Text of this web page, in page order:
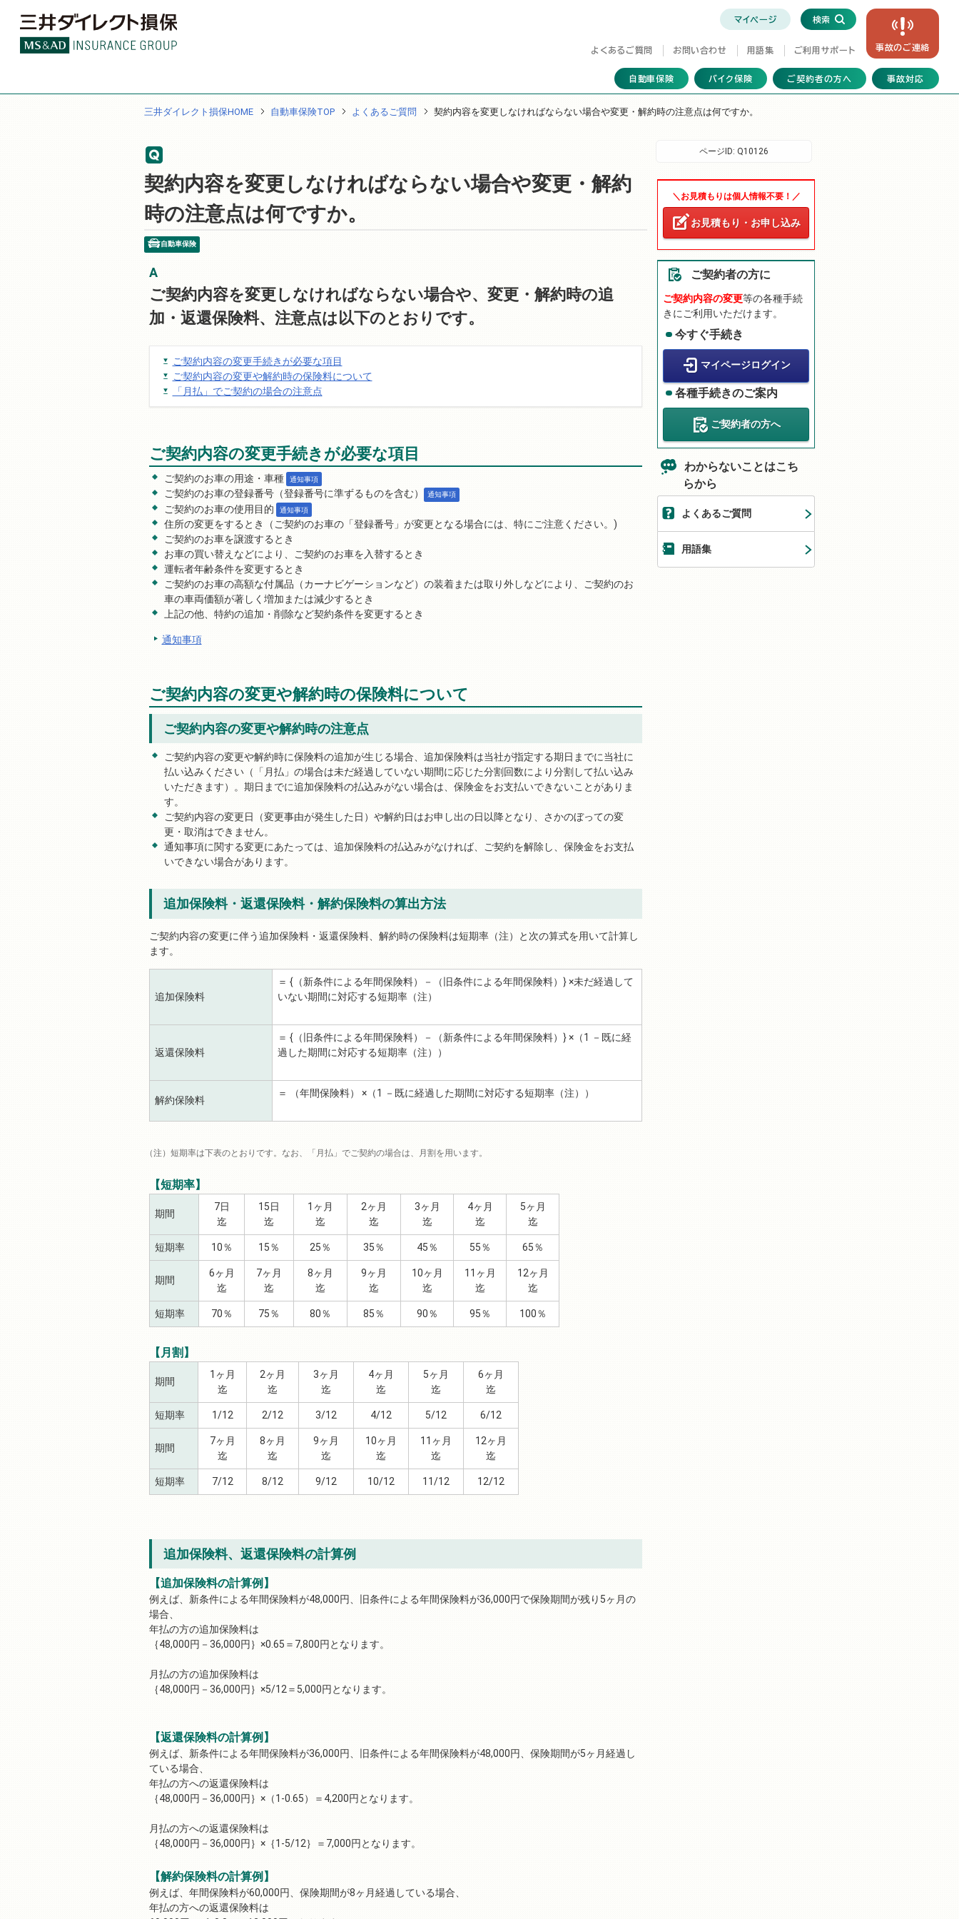
マイページ 検索
事故のご連絡
よくあるご質問 お問い合わせ 用語集 ご利用サポート
自動車保険 バイク保険 ご契約者の方へ 事故対応
三井ダイレクト損保HOME 自動車保険TOP よくあるご質問 契約内容を変更しなければならない場合や変更・解約時の注意点は何ですか。
契約内容を変更しなければならない場合や変更・解約
時の注意点は何ですか。
自動車保険
ご契約内容を変更しなければならない場合や、変更・解約時の追
加・返還保険料、注意点は以下のとおりです。
ご契約内容の変更手続きが必要な項目
ご契約内容の変更や解約時の保険料について
「月払」でご契約の場合の注意点
ご契約内容の変更手続きが必要な項目
ご契約のお車の用途・車種 通知事項
ご契約のお車の登録番号（登録番号に準ずるものを含む） 通知事項
ご契約のお車の使用目的 通知事項
住所の変更をするとき（ご契約のお車の「登録番号」が変更となる場合には、特にご注意ください。)
ご契約のお車を譲渡するとき
お車の買い替えなどにより、ご契約のお車を入替するとき
運転者年齢条件を変更するとき
ご契約のお車の高額な付属品（カーナビゲーションなど）の装着または取り外しなどにより、ご契約のお
車の車両価額が著しく増加または減少するとき
上記の他、特約の追加・削除など契約条件を変更するとき
通知事項
ご契約内容の変更や解約時の保険料について
ご契約内容の変更や解約時の注意点
ご契約内容の変更や解約時に保険料の追加が生じる場合、追加保険料は当社が指定する期日までに当社に
払い込みください（「月払」の場合は未だ経過していない期間に応じた分割回数により分割して払い込み
いただきます）。期日までに追加保険料の払込みがない場合は、保険金をお支払いできないことがありま
す。
ご契約内容の変更日（変更事由が発生した日）や解約日はお申し出の日以降となり、さかのぼっての変
更・取消はできません。
通知事項に関する変更にあたっては、追加保険料の払込みがなければ、ご契約を解除し、保険金をお支払
いできない場合があります。
追加保険料・返還保険料・解約保険料の算出方法
ご契約内容の変更に伴う追加保険料・返還保険料、解約時の保険料は短期率（注）と次の算式を用いて計算し
ます。
追加保険料
＝ {（新条件による年間保険料）－（旧条件による年間保険料）} ×未だ経過して
いない期間に対応する短期率（注）
返還保険料
＝ {（旧条件による年間保険料）－（新条件による年間保険料）} ×（1 －既に経
過した期間に対応する短期率（注））
解約保険料
＝ （年間保険料） ×（1 －既に経過した期間に対応する短期率（注））
短期率は下表のとおりです。なお、「月払」でご契約の場合は、月割を用います。
【短期率】
期間
7日
迄
15日
迄
1ヶ月
迄
2ヶ月
迄
3ヶ月
迄
4ヶ月
迄
5ヶ月
迄
短期率 10％ 15％ 25％ 35％ 45％ 55％ 65％
期間
6ヶ月
迄
7ヶ月
迄
8ヶ月
迄
9ヶ月
迄
10ヶ月
迄
11ヶ月
迄
12ヶ月
迄
短期率 70％ 75％ 80％ 85％ 90％ 95％ 100％
【月割】
期間
1ヶ月
迄
2ヶ月
迄
3ヶ月
迄
4ヶ月
迄
5ヶ月
迄
6ヶ月
迄
短期率 1/12 2/12 3/12 4/12 5/12 6/12
期間
7ヶ月
迄
8ヶ月
迄
9ヶ月
迄
10ヶ月
迄
11ヶ月
迄
12ヶ月
迄
短期率 7/12 8/12 9/12 10/12 11/12 12/12
追加保険料、返還保険料の計算例
【追加保険料の計算例】
例えば、新条件による年間保険料が48,000円、旧条件による年間保険料が36,000円で保険期間が残り5ヶ月の
場合、
年払の方の追加保険料は
｛48,000円－36,000円｝×0.65＝7,800円となります。
月払の方の追加保険料は
｛48,000円－36,000円｝×5/12＝5,000円となります。
【返還保険料の計算例】
例えば、新条件による年間保険料が36,000円、旧条件による年間保険料が48,000円、保険期間が5ヶ月経過し
ている場合、
年払の方への返還保険料は
｛48,000円－36,000円｝×（1-0.65）＝4,200円となります。
月払の方への返還保険料は
｛48,000円－36,000円｝×｛1-5/12｝＝7,000円となります。
【解約保険料の計算例】
例えば、年間保険料が60,000円、保険期間が8ヶ月経過している場合、
年払の方への返還保険料は
＼お見積もりは個人情報不要！／
お見積もり・お申し込み
ご契約者の方に
ご契約内容の変更等の各種手続
きにご利用いただけます。
今すぐ手続き
マイページログイン
各種手続きのご案内
ご契約者の方へ
わからないことはこち
らから
よくあるご質問
用語集
ページID: Q10126